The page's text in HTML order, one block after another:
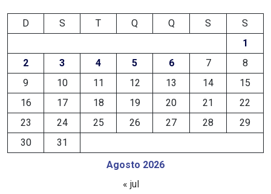
ECONÔMICO
DESENVOLVIMENTO
RURAL
DIA
DAS
CRIANÇAS
Agosto 2026
D S T Q Q S
S
1
2
3 4 5 6 7
8
9
10 11 12 13 14
15
16
17 18 19 20 21
22
23
24 25 26 27 28
29
30
31
« jul